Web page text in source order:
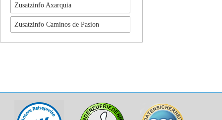
Zusatzinfo Axarquia
Zusatzinfo Caminos de Pasion